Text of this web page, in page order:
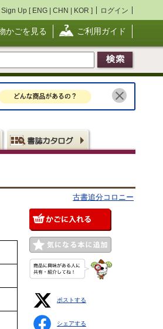
Sign Up [ ENG | CHN | KOR ] ログイン
かごを見る ご利用ガイド
古書追分コロニー
ポストする
シェアする